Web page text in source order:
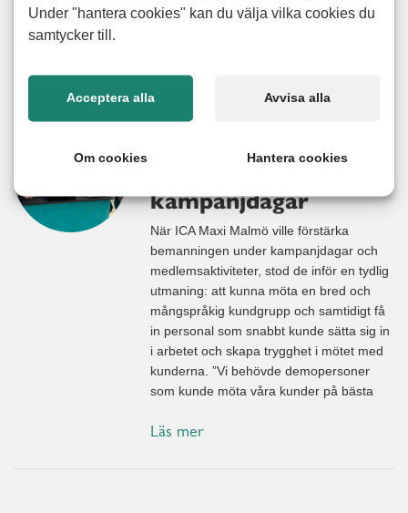
anställda, och både Pontus, hans
Trygg, flerspråkig och
självgående
kampanjdagar
När ICA Maxi Malmö ville förstärka
bemanningen under kampanjdagar och
medlemsaktiviteter, stod de inför en tydlig
utmaning: att kunna möta en bred och
mångspråkig kundgrupp och samtidigt få
in personal som snabbt kunde sätta sig in
i arbetet och skapa trygghet i mötet med
kunderna. ”Vi behövde demopersoner
som kunde möta våra kunder på bästa
Läs mer
Under "hantera cookies" kan du välja vilka cookies du
samtycker till.
Acceptera alla Avvisa alla
Om cookies Hantera cookies